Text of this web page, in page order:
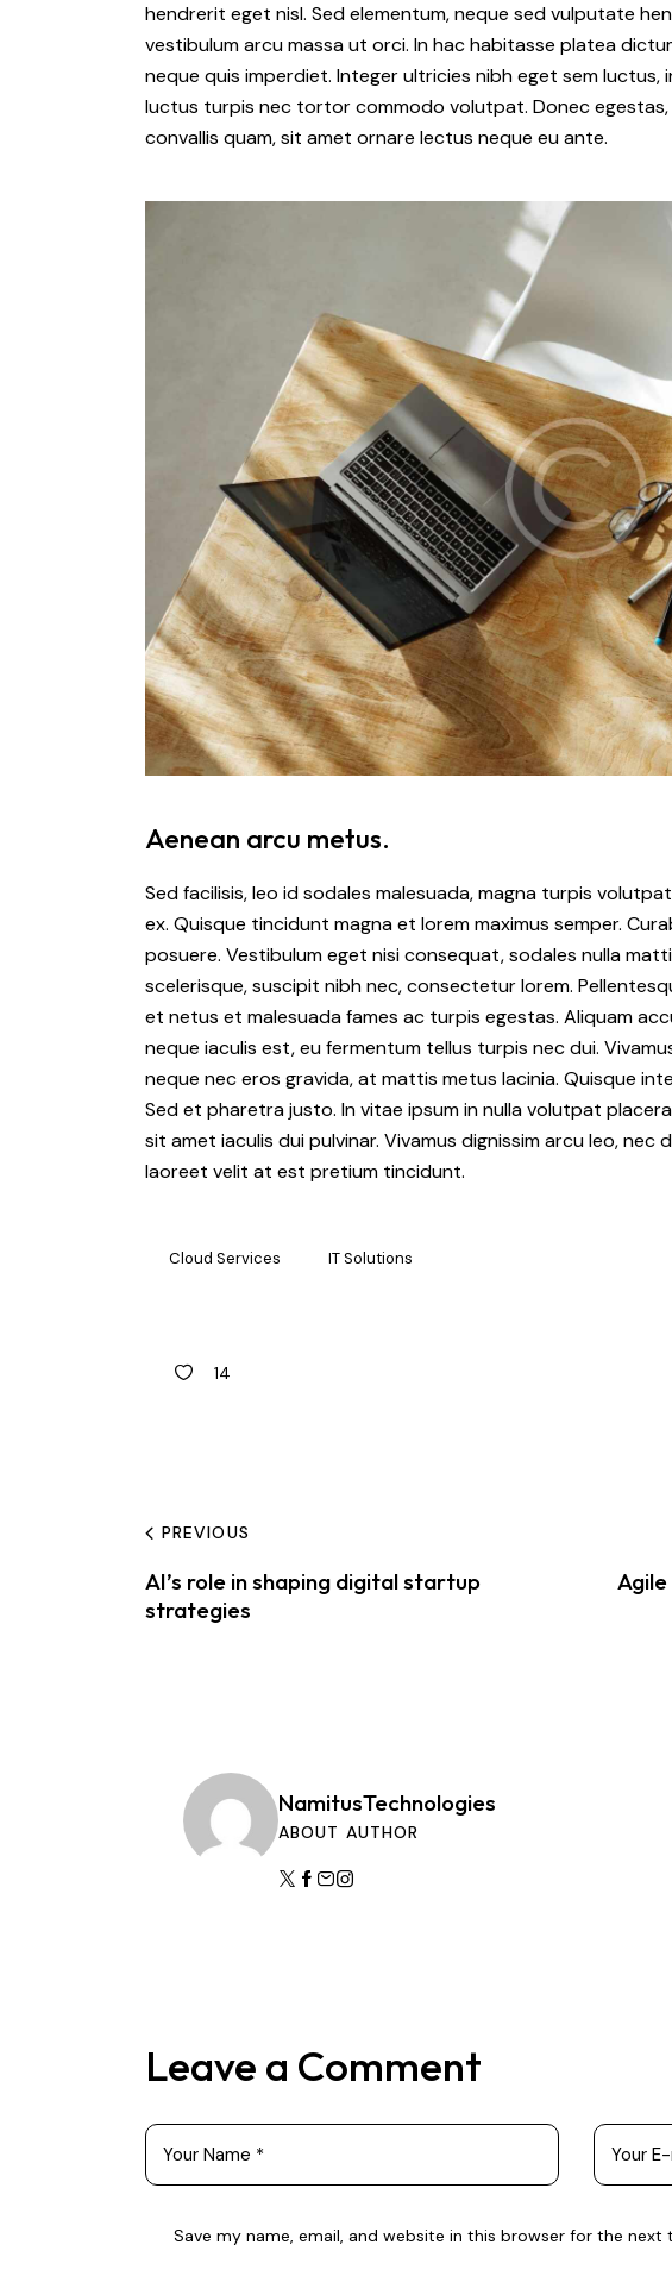
hendrerit eget nisl. Sed elementum, neque sed vulputate
vestibulum arcu massa ut orci. In hac habitasse platea
neque quis imperdiet. Integer ultricies nibh eget sem luctus,
luctus turpis nec tortor commodo volutpat. Donec egestas,
convallis quam, sit amet ornare lectus neque eu ante.
Aenean arcu metus.
Sed facilisis, leo id sodales malesuada, magna turpis
ex. Quisque tincidunt magna et lorem maximus semper.
posuere. Vestibulum eget nisi consequat, sodales nulla
scelerisque, suscipit nibh nec, consectetur lorem.
et netus et malesuada fames ac turpis egestas. Aliquam
neque iaculis est, eu fermentum tellus turpis nec dui.
neque nec eros gravida, at mattis metus lacinia. Quisque
Sed et pharetra justo. In vitae ipsum in nulla volutpat
sit amet iaculis dui pulvinar. Vivamus dignissim arcu leo, nec
laoreet velit at est pretium tincidunt.
Cloud Services IT Solutions
14
PREVIOUS
AI’s role in shaping digital startup
strategies
NamitusTechnologies
ABOUT AUTHOR
Leave a Comment
Save my name, email, and website in this browser for the next